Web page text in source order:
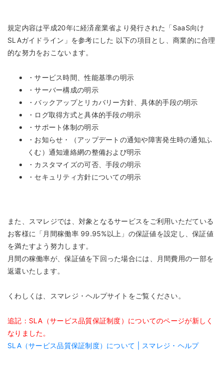
規定内容は平成20年に経済産業省より発行された「SaaS向け
SLAガイドライン」を参考にした 以下の項目とし、商業的に合理
的な努力をおこないます。
・サービス時間、性能基準の明示
・サーバー構成の明示
・バックアップとリカバリー方針、具体的手段の明示
・ログ取得方式と具体的手段の明示
・サポート体制の明示
・お知らせ・（アップデートの通知や障害発生時の通知ふ
くむ）通知連絡網の整備および明示
・カスタマイズの可否、手段の明示
・セキュリティ方針についての明示
また、スマレジでは、対象となるサービスをご利用いただている
お客様に「月間稼働率 99.95%以上」の保証値を設定し、保証値
を満たすよう努力します。
月間の稼働率が、保証値を下回った場合には、月間費用の一部を
返還いたします。
くわしくは、スマレジ・ヘルプサイトをご覧ください。
追記：SLA（サービス品質保証制度）についてのページが新しく
なりました。
SLA（サービス品質保証制度）について | スマレジ・ヘルプ